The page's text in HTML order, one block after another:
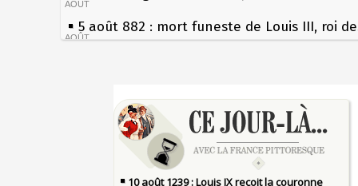
AOÛT
5 août 882 : mort funeste de Louis III, roi
AOÛT
Rouelle 3 AOÛT
Musée Jean de La Fontaine : réouverture
rénovation 2 AOÛT
2 août 1802 : Bonaparte est nommé
les siècles
27 mai 1610 : supplice de François
du roi Henri IV
Pierre qui roule n'amasse pas mousse
Qui aime bien châtie bien